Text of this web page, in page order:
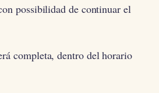
possibilidad de continuar el
completa, dentro del horario